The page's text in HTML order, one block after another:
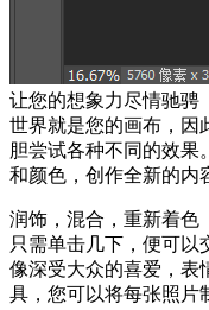
让您的想象力尽情驰骋
世界就是您的画布，因
胆尝试各种不同的效果
和颜色，创作全新的内
润饰，混合，重新着色
只需单击几下，便可以
像深受大众的喜爱，表
具，您可以将每张照片